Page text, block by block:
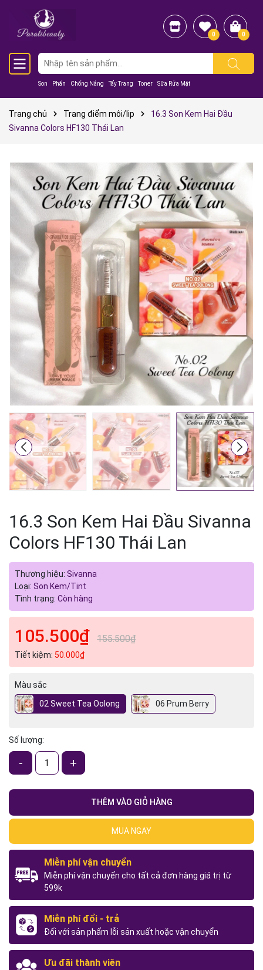
Son Phấn Chống Nắng Tẩy Trang Toner Sữa Rửa Mặt
0 0
Trang chủ Trang điểm môi/lip
16.3 Son Kem Hai Đầu
Sivanna Colors HF130 Thái Lan
16.3 Son Kem Hai Đầu Sivanna
Colors HF130 Thái Lan
Thương hiệu: Sivanna
Loại: Son Kem/Tint
Tình trạng: Còn hàng
105.500₫ 155.500₫
Tiết kiệm: 50.000₫
Màu sắc
02 Sweet Tea Oolong
06 Prum Berry
Số lượng:
- +
THÊM VÀO GIỎ HÀNG
MUA NGAY
Miễn phí vận chuyển
Miễn phí vận chuyển cho tất cả đơn hàng giá trị từ
599k
Miễn phí đổi - trả
Đối với sản phẩm lỗi sản xuất hoặc vận chuyển
Ưu đãi thành viên
Mã giảm giá:
Ngày hết hạn: